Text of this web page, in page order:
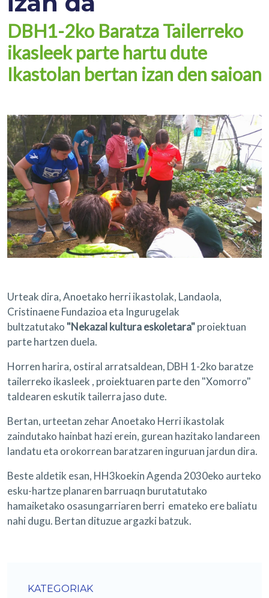
DBH1-2ko Baratza Tailerreko
ikasleek parte hartu dute
Ikastolan bertan izan den saioan
Urteak dira, Anoetako herri ikastolak, Landaola,
Cristinaene Fundazioa eta Ingurugelak
bultzatutako "Nekazal kultura eskoletara"proiektuan
parte hartzen duela.
Horren harira, ostiral arratsaldean, DBH 1-2ko baratze
tailerreko ikasleek , proiektuaren parte den "Xomorro"
taldearen eskutik tailerra jaso dute.
Bertan, urteetan zehar Anoetako Herri ikastolak
zaindutako hainbat hazi erein, gurean hazitako landareen
landatu eta orokorrean baratzaren inguruan jardun dira.
Beste aldetik esan, HH3koekin Agenda 2030eko aurteko
esku-hartze planaren barruaqn burutatutako
hamaiketako osasungarriaren berri emateko ere baliatu
nahi dugu. Bertan dituzue argazki batzuk.
KATEGORIAK